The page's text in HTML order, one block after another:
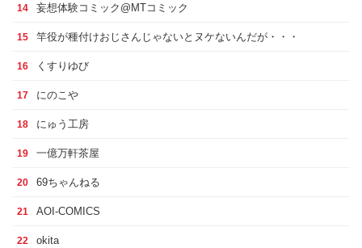
14 妄想体験コミック@MTコミック
15 竿役が種付けおじさんじゃないとヌケないんだが・・・
16 くすりゆび
17 にのこや
18 にゅう工房
19 一億万軒茶屋
20 69ちゃんねる
21 AOI-COMICS
22 okita